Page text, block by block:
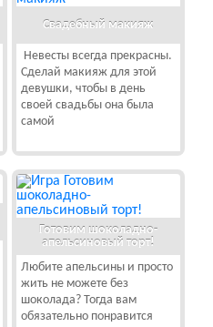
Свадебный макияж
Невесты всегда прекрасны.
Сделай макияж для этой
девушки, чтобы в день
своей свадьбы она была
самой
Готовим шоколадно-
апельсиновый торт!
Любите апельсины и просто
жить не можете без
шоколада? Тогда вам
обязательно понравится